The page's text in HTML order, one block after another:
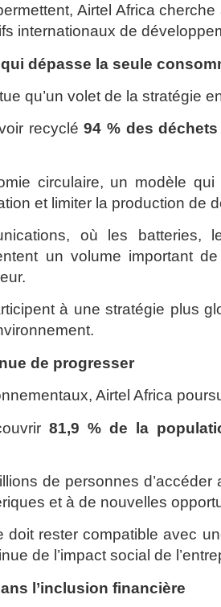
Airtel Africa
internationaux de
dépasse la seule
qu’un volet de la stratégie
recyclé94 % des déchets
circulaire, un modèle
et limiter la production de
où les batteries,
un volume important
à une stratégie plus
de progresser
Airtel Africa
81,9 % de la
de personnes
et à de nouvelles
doit rester compatible avec
de l’impact social de
l’inclusion financière